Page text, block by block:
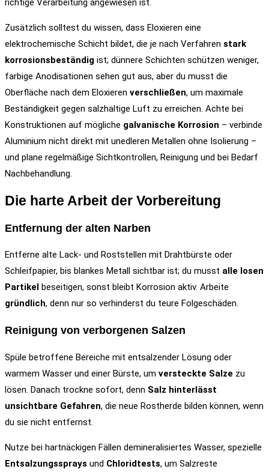
Zusätzlich solltest du wissen, dass Eloxieren eine
elektrochemische Schicht bildet, die je nach Verfahren stark
korrosionsbeständig ist; dünnere Schichten schützen weniger,
farbige Anodisationen sehen gut aus, aber du musst die
Oberfläche nach dem Eloxieren verschließen, um maximale
Beständigkeit gegen salzhaltige Luft zu erreichen. Achte bei
Konstruktionen auf mögliche galvanische Korrosion – verbinde
Aluminium nicht direkt mit unedleren Metallen ohne Isolierung –
und plane regelmäßige Sichtkontrollen, Reinigung und bei Bedarf
Nachbehandlung.
Die harte Arbeit der Vorbereitung
Entfernung der alten Narben
Entferne alte Lack- und Roststellen mit Drahtbürste oder
Schleifpapier, bis blankes Metall sichtbar ist; du musst alle losen
Partikel
beseitigen, sonst bleibt Korrosion aktiv. Arbeite
gründlich, denn nur so verhinderst du teure Folgeschäden.
Reinigung von verborgenen Salzen
Spüle betroffene Bereiche mit entsalzender Lösung oder
warmem Wasser und einer Bürste, um versteckte Salze zu
lösen. Danach trockne sofort, denn Salz hinterlässt
unsichtbare Gefahren, die neue Rostherde bilden können, wenn
du sie nicht entfernst.
Nutze bei hartnäckigen Fällen demineralisiertes Wasser, spezielle
Entsalzungssprays und Chloridtests, um Salzreste